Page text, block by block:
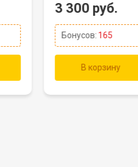
MateBook 16, 16S,
3 300 руб.
Бонусов:165
В корзину